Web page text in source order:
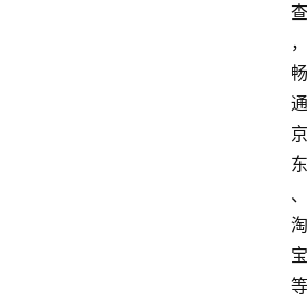
查
，
畅
通
京
东
、
淘
宝
等